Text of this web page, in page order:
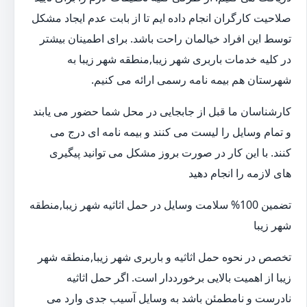
صلاحیت کارگران انجام داده ایم تا از بابت عدم ایجاد مشکل
توسط این افراد خیالمان راحت باشد. برای اطمینان بیشتر
در کلیه خدمات باربری شهر زیبا,منطقه شهر زیبا به
شهرستان هم بیمه نامه رسمی ارائه می کنیم.
کارشناسان ما قبل از جابجایی در محل شما حضور می یابند
و تمام وسایل را لیست می کنند و بیمه نامه ای درج می
کنند. با این کار در صورت بروز مشکل می توانید پیگیری
های لازمه را انجام دهید
تضمین 100% سلامت وسایل در حمل اثاثیه شهر زیبا,منطقه
شهر زیبا
تخصص در نحوه حمل اثاثیه و باربری شهر زیبا,منطقه شهر
زیبا از اهمیت بالایی برخورددار است. اگر حمل اثاثیه
نادرست و نامطمئن باشد به وسایل آسیب جدی وارد می